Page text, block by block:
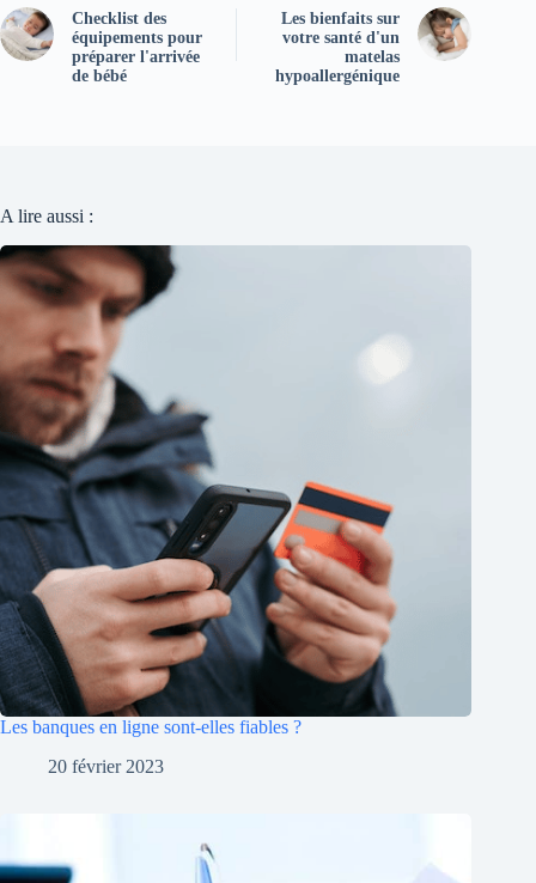
Checklist des
équipements pour
préparer l'arrivée
de bébé
Les bienfaits sur
votre santé d'un
matelas
hypoallergénique
A lire aussi :
Les banques en ligne sont-elles fiables ?
20 février 2023